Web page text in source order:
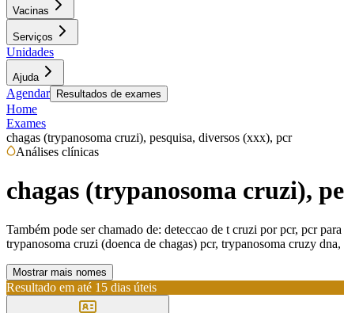
Vacinas
Serviços
Unidades
Ajuda
Agendar Resultados de exames
Home
Exames
chagas (trypanosoma cruzi), pesquisa, diversos (xxx), pcr
Análises clínicas
chagas (trypanosoma cruzi),
Também pode ser chamado de: deteccao de t cruzi por pcr, pcr
trypanosoma cruzi (doenca de chagas) pcr, trypanosoma cruzy
Mostrar mais nomes
Resultado em até 15 dias úteis